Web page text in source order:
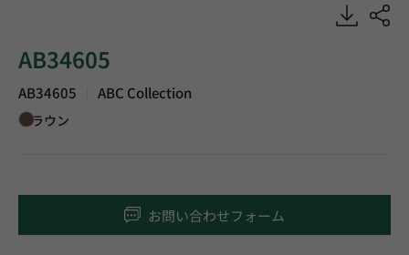
AB34605
AB34605 ABC Collection
ブラウン
お問い合わせフォーム